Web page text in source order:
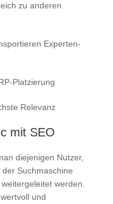
zu anderen
Experten-
Platzierung
Relevanz
mit SEO
diejenigen Nutzer,
Suchmaschine
werden.
und